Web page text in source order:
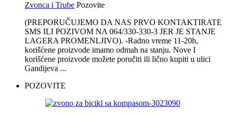
Zvonca i Trube Pozovite
(PREPORUČUJEMO DA NAS PRVO KONTAKTIRATE
SMS ILI POZIVOM NA 064/330-330-3 JER JE STANJE
LAGERA PROMENLJIVO). -Radno vreme 11-20h,
korišćene proizvode imamo odmah na stanju. Nove I
korišćene proizvode možete poručiti ili lično kupiti u ulici
Gandijeva ...
POZOVITE